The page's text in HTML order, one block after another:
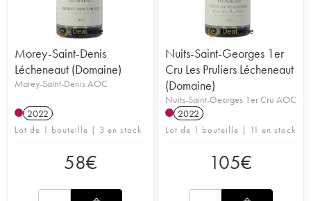
Morey-Saint-Denis
Lécheneaut (Domaine)
Morey-Saint-Denis AOC
2022
Lot de 1 bouteille | 3 en stock
58€
Nuits-Saint-Georges 1er
Cru Les Pruliers Lécheneaut
(Domaine)
Nuits-Saint-Georges 1er Cru AOC
2022
Lot de 1 bouteille | 11 en stock
105€